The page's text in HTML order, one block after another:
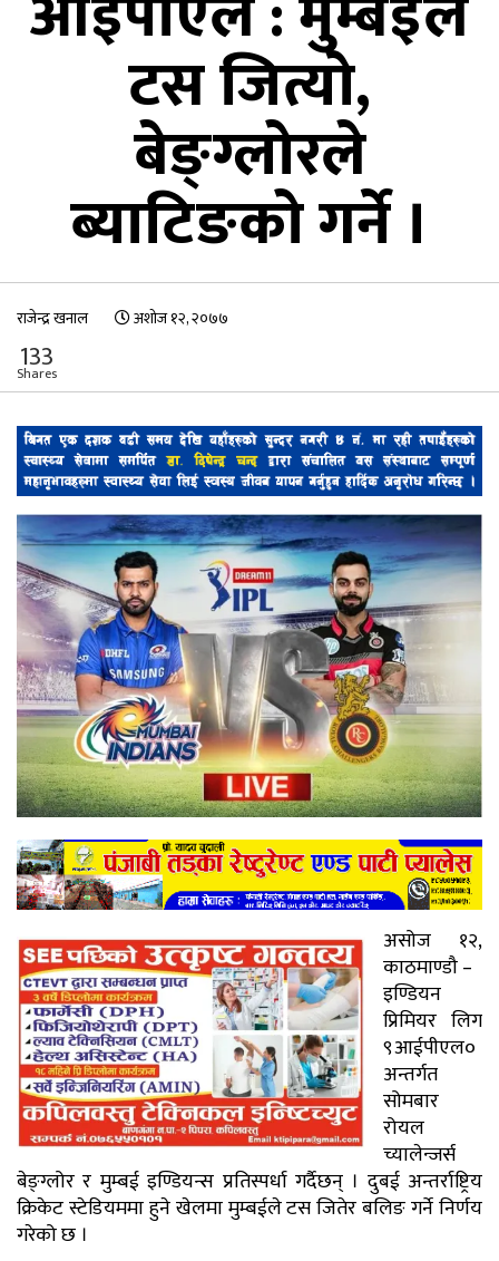
टस जित्यो,
बेङ्ग्लोरले
ब्याटिङको गर्ने ।
राजेन्द्र खनाल अशोज १२, २०७७
133
Shares
असोज १२,
काठमाण्डौ –
इण्डियन
प्रिमियर लिग
९आईपीएल०
अन्तर्गत
सोमबार
रोयल
च्यालेन्जर्स
बेङ्ग्लोर र मुम्बई इण्डियन्स प्रतिस्पर्धा गर्दैछन् । दुबई अन्तर्राष्ट्रिय
क्रिकेट स्टेडियममा हुने खेलमा मुम्बईले टस जितेर बलिङ गर्ने निर्णय
गरेको छ ।